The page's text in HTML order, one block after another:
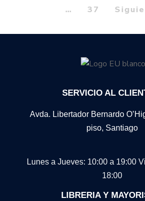
…
37
SERVICIO AL
Avda. Libertador Bernardo
piso, Santiago
Lunes a Jueves: 10:00 a 19:00
18:00
LIBRERIA Y